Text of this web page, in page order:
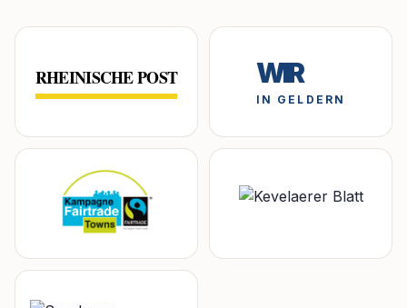
RHEINISCHE POST WIR
IN GELDERN